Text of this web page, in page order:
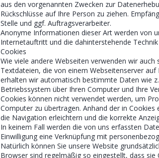
aus den vorgenannten Zwecken zur
Rückschlüsse auf Ihre Person zu ziehen.
Stelle und ggf. Auftragsverarbeiter.
Anonyme Informationen dieser Art werden von
Internetauftritt und die dahinterstehende
Cookies
Wie viele andere Webseiten verwenden wir auch
Textdateien, die von einem Webseitenserver
erhalten wir automatisch bestimmte Daten wie
Betriebssystem über Ihren Computer und Ihre
Cookies können nicht verwendet werden, um
Computer zu übertragen. Anhand der in
die Navigation erleichtern und die korrekte
In keinem Fall werden die von uns erfassten
Einwilligung eine Verknüpfung mit
Natürlich können Sie unsere Website
Browser sind regelmäßig so eingestellt, dass sie